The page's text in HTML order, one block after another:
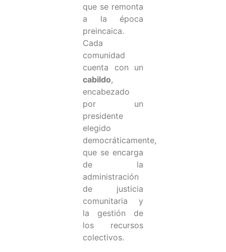
que se remonta
a la época
preincaica.
Cada
comunidad
cuenta con un
cabildo,
encabezado
por un
presidente
elegido
democráticamente,
que se encarga
de la
administración
de justicia
comunitaria y
la gestión de
los recursos
colectivos.